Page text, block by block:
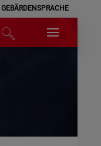
GEBÄRDENSPRACHE